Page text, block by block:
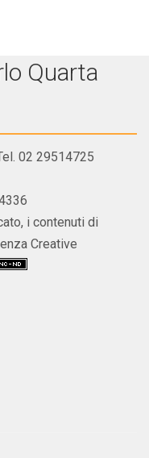
Quarta
02 29514725
i contenuti di
Creative